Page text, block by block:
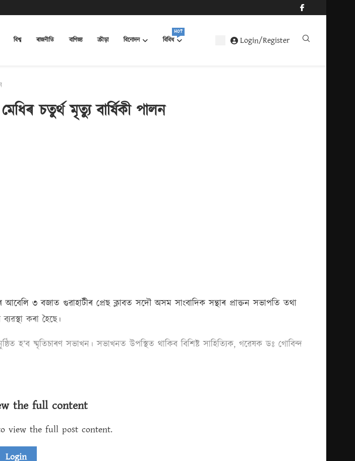
বিশ্ব ৰাজনীতি বাণিজ্য ক্ৰীড়া বিনোদন বিবিধ
HOT
Login/Register
চতুৰ্থ মৃত্যু বাৰ্ষিকী পালন
৩ বজাত গুৱাহাটীৰ প্ৰেছ ক্লাবত সদৌ অসম সাংবাদিক সন্থাৰ প্ৰাক্তন সভাপতি তথা
কৰা হৈছে।
হ’ব ষ্মৃতিচাৰণ সভাখন। সভাখনত উপস্থিত থাকিব বিশিষ্ট সাহিত্যিক, গৱেষক ডঃ গোবিন্দ
the full content
view the full post content.
Login